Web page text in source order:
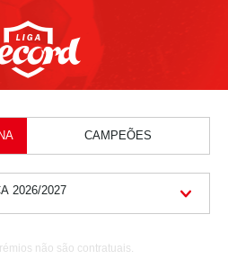
CAMPEÕES
2026/2027
não são contratuais.